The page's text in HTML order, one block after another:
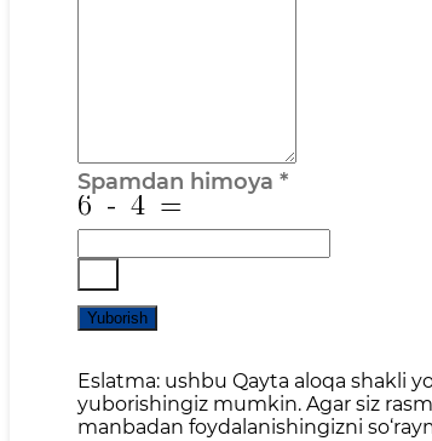
Spamdan himoya *
Yuborish
Eslatma: ushbu Qayta aloqa shakli
yuborishingiz mumkin. Agar siz
manbadan foydalanishingizni